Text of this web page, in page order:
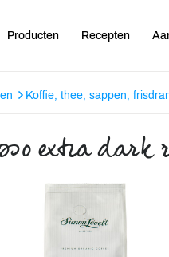
Producten Recepten
Koffie, thee, sappen,
extra dark